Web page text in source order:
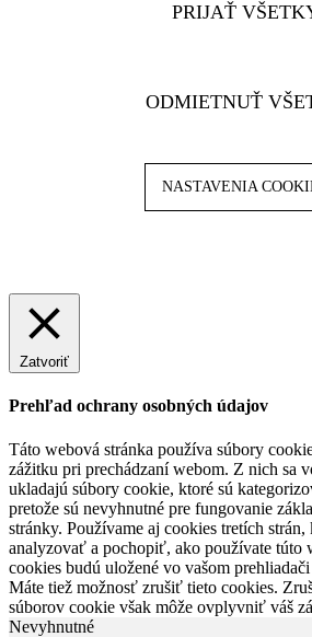
PRIJAŤ
ODMIETNUŤ
NASTAVENIA
Zatvoriť
Prehľad ochrany osobných údajov
Táto webová stránka používa súbory
zážitku pri prechádzaní webom. Z nich sa
ukladajú súbory cookie, ktoré sú
pretože sú nevyhnutné pre fungovanie
stránky. Používame aj cookies tretích strán,
analyzovať a pochopiť, ako používate túto
cookies budú uložené vo vašom
Máte tiež možnosť zrušiť tieto cookies.
súborov cookie však môže ovplyvniť váš
Nevyhnutné